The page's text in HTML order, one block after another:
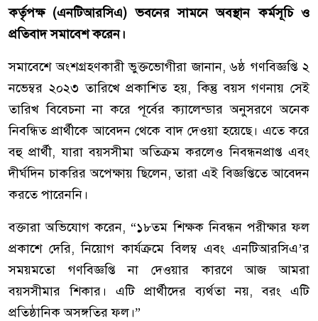
কর্তৃপক্ষ(এনটিআরসিএ) ভবনের সামনে অবস্থান কর্মসূচি ও
প্রতিবাদ সমাবেশ করেন।
সমাবেশে অংশগ্রহণকারী ভুক্তভোগীরা জানান, ৬ষ্ঠ গণবিজ্ঞপ্তি ২
নভেম্বর ২০২৩ তারিখে প্রকাশিত হয়, কিন্তু বয়স গণনায় সেই
তারিখ বিবেচনা না করে পূর্বের ক্যালেন্ডার অনুসরণে অনেক
নিবন্ধিত প্রার্থীকে আবেদন থেকে বাদ দেওয়া হয়েছে। এতে করে
বহু প্রার্থী, যারা বয়সসীমা অতিক্রম করলেও নিবন্ধনপ্রাপ্ত এবং
দীর্ঘদিন চাকরির অপেক্ষায় ছিলেন, তারা এই বিজ্ঞপ্তিতে আবেদন
করতে পারেননি।
বক্তারা অভিযোগ করেন, “১৮তম শিক্ষক নিবন্ধন পরীক্ষার ফল
প্রকাশে দেরি, নিয়োগ কার্যক্রমে বিলম্ব এবং এনটিআরসিএ’র
সময়মতো গণবিজ্ঞপ্তি না দেওয়ার কারণে আজ আমরা
বয়সসীমার শিকার। এটি প্রার্থীদের ব্যর্থতা নয়, বরং এটি
প্রতিষ্ঠানিক অসঙ্গতির ফল।”